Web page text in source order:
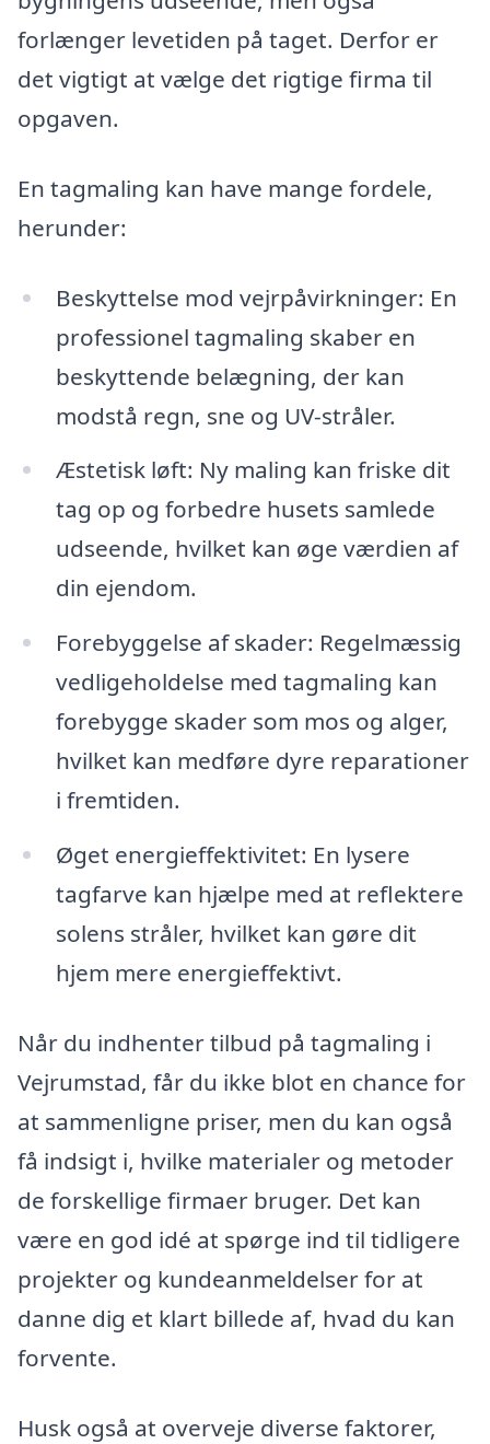
forlænger levetiden på taget. Derfor er
det vigtigt at vælge det rigtige firma til
opgaven.
En tagmaling kan have mange fordele,
herunder:
Beskyttelse mod vejrpåvirkninger: En
professionel tagmaling skaber en
beskyttende belægning, der kan
modstå regn, sne og UV-stråler.
Æstetisk løft: Ny maling kan friske dit
tag op og forbedre husets samlede
udseende, hvilket kan øge værdien af
din ejendom.
Forebyggelse af skader: Regelmæssig
vedligeholdelse med tagmaling kan
forebygge skader som mos og alger,
hvilket kan medføre dyre reparationer
i fremtiden.
Øget energieffektivitet: En lysere
tagfarve kan hjælpe med at reflektere
solens stråler, hvilket kan gøre dit
hjem mere energieffektivt.
Når du indhenter tilbud på tagmaling i
Vejrumstad, får du ikke blot en chance for
at sammenligne priser, men du kan også
få indsigt i, hvilke materialer og metoder
de forskellige firmaer bruger. Det kan
være en god idé at spørge ind til tidligere
projekter og kundeanmeldelser for at
danne dig et klart billede af, hvad du kan
forvente.
Husk også at overveje diverse faktorer,